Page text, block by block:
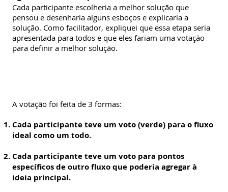
Cada participante escolheria a melhor solução que
pensou e desenharia alguns esboços e explicaria a
solução. Como facilitador, expliquei que essa etapa seria
apresentada para todos e que eles fariam uma votação
para definir a melhor solução.
A votação foi feita de 3 formas:
Cada participante teve um voto (verde) para o fluxo
ideal como um todo.
Cada participante teve um voto para pontos
específicos de outro fluxo que poderia agregar à
ideia principal.